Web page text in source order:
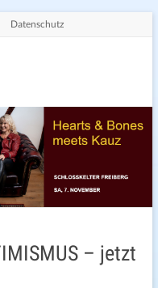
Datenschutz
– jetzt